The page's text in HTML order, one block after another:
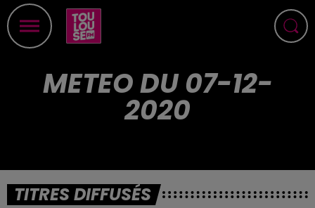
METEO DU 07-12-
2020
TITRES DIFFUSÉS